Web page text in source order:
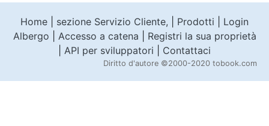
Home sezione Servizio Cliente, Prodotti
Login
Albergo
Accesso a catena
Registri la sua proprietà
API per sviluppatori Contattaci
Diritto d'autore ©2000-2020 tobook.com